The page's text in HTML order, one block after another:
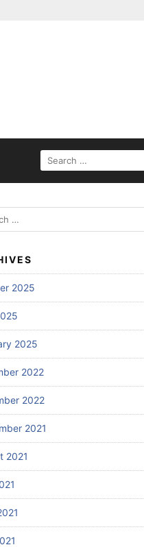
SEARCH
FOR:
2025
2025
2022
2022
2021
2021